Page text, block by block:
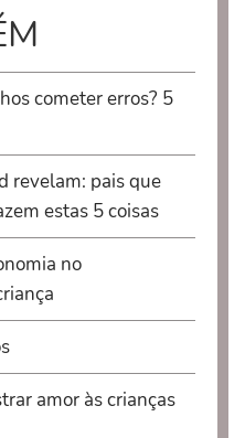
cometer erros? 5
revelam: pais que
estas 5 coisas
no
amor às crianças